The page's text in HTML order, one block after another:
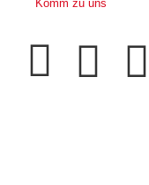
Komm zu uns